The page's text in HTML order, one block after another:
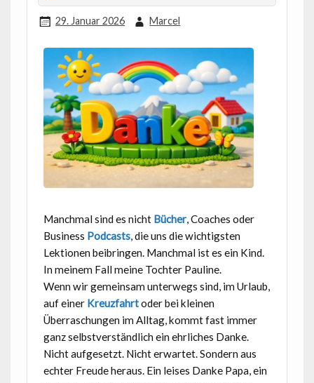
29. Januar 2026 Marcel
Manchmal sind es nicht Bücher, Coaches oder
Business Podcasts, die uns die wichtigsten
Lektionen beibringen. Manchmal ist es ein Kind.
In meinem Fall meine Tochter Pauline.
Wenn wir gemeinsam unterwegs sind, im Urlaub,
auf einer Kreuzfahrtoder bei kleinen
Überraschungen im Alltag, kommt fast immer
ganz selbstverständlich ein ehrliches Danke.
Nicht aufgesetzt. Nicht erwartet. Sondern aus
echter Freude heraus. Ein leises Danke Papa, ein